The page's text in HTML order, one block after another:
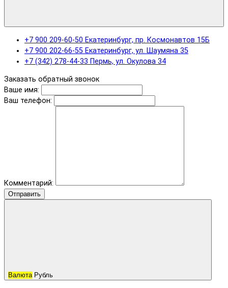
+7 900 209-60-50 Екатеринбург, пр. Космонавтов 15Б
+7 900 202-66-55 Екатеринбург, ул. Шаумяна 35
+7 (342) 278-44-33 Пермь, ул. Окулова 34
Заказать обратный звонок
Ваше имя:
Ваш телефон:
Комментарий:
Отправить
Валюта Рубль